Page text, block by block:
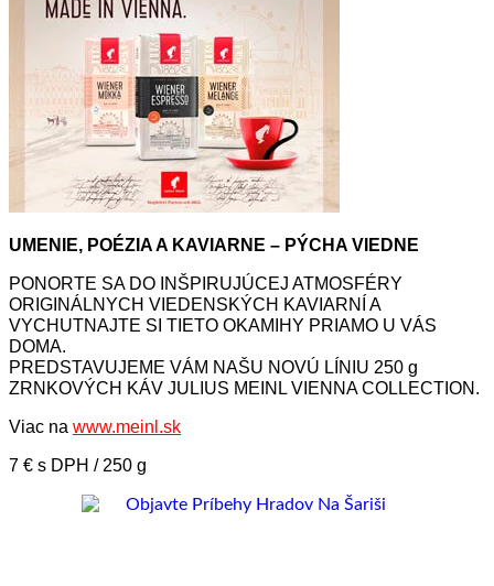
UMENIE, POÉZIA A KAVIARNE – PÝCHA VIEDNE
PONORTE SA DO INŠPIRUJÚCEJ ATMOSFÉRY
ORIGINÁLNYCH VIEDENSKÝCH KAVIARNÍ A
VYCHUTNAJTE SI TIETO OKAMIHY PRIAMO U VÁS
DOMA.
PREDSTAVUJEME VÁM NAŠU NOVÚ LÍNIU 250 g
ZRNKOVÝCH KÁV JULIUS MEINL VIENNA COLLECTION.
Viac na www.meinl.sk
7 € s DPH / 250 g